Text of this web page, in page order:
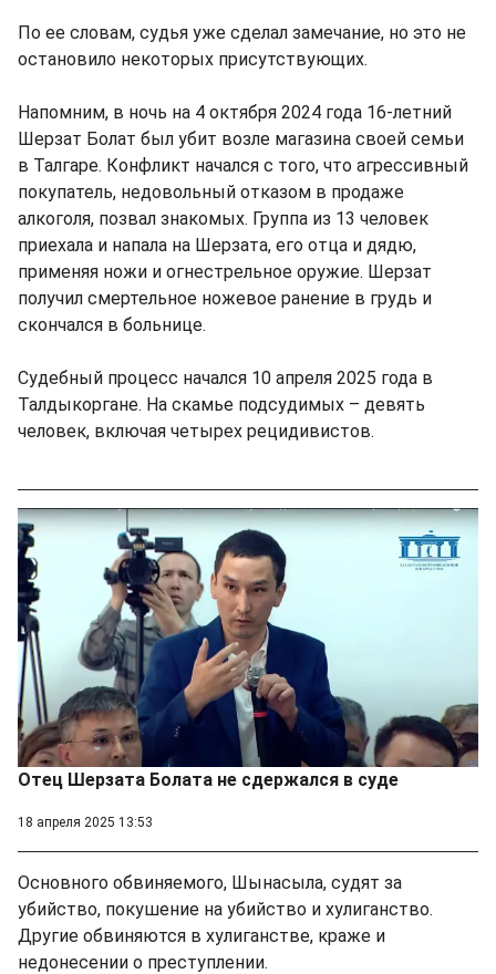
По ее словам, судья уже сделал замечание, но это не
остановило некоторых присутствующих.
Напомним, в ночь на 4 октября 2024 года 16-летний
Шерзат Болат был убит возле магазина своей семьи
в Талгаре. Конфликт начался с того, что агрессивный
покупатель, недовольный отказом в продаже
алкоголя, позвал знакомых. Группа из 13 человек
приехала и напала на Шерзата, его отца и дядю,
применяя ножи и огнестрельное оружие. Шерзат
получил смертельное ножевое ранение в грудь и
скончался в больнице.
Судебный процесс начался 10 апреля 2025 года в
Талдыкоргане. На скамье подсудимых – девять
человек, включая четырех рецидивистов.
Отец Шерзата Болата не сдержался в суде
18 апреля 2025 13:53
Основного обвиняемого, Шынасыла, судят за
убийство, покушение на убийство и хулиганство.
Другие обвиняются в хулиганстве, краже и
недонесении о преступлении. ​